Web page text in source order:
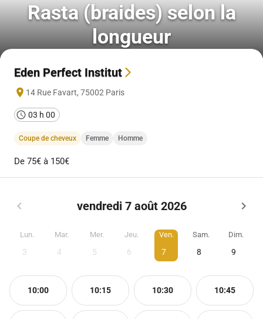
Rasta (braides) selon la
longueur
Eden Perfect Institut
14 Rue Favart, 75002 Paris
03 h 00
Coupe de cheveux Femme Homme
De 75€ à 150€
vendredi 7 août 2026
Lun.
3
Mar.
4
Mer.
5
Jeu.
6
Ven.
7
Sam.
8
Dim.
9
10:00 10:15 10:30 10:45